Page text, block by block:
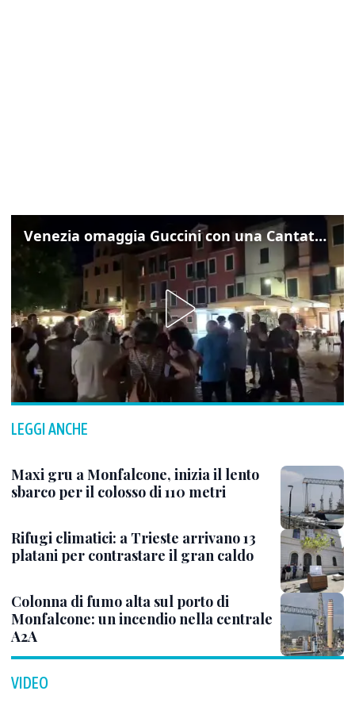
Venezia omaggia Guccini con una Cantata Anarchica in campo Santa Margherita
LEGGI ANCHE
Maxi gru a Monfalcone, inizia il lento
sbarco per il colosso di 110 metri
Rifugi climatici: a Trieste arrivano 13
platani per contrastare il gran caldo
Colonna di fumo alta sul porto di
Monfalcone: un incendio nella centrale
A2A
VIDEO